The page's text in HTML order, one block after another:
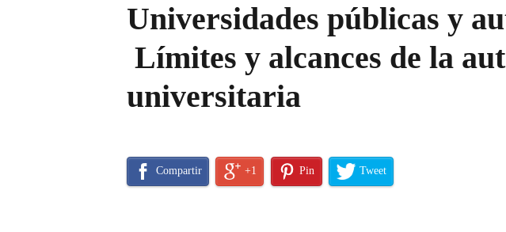
Universidades públicas y
Límites y alcances de la
universitaria
Compartir +1 Pin Tweet